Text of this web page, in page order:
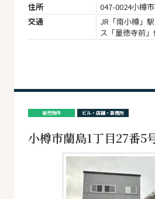
住所
047-0024小樽
交通
JR「南小樽
ス「量徳寺前
販売物件 ビル・店舗・事務所
小樽市蘭島1丁目27番